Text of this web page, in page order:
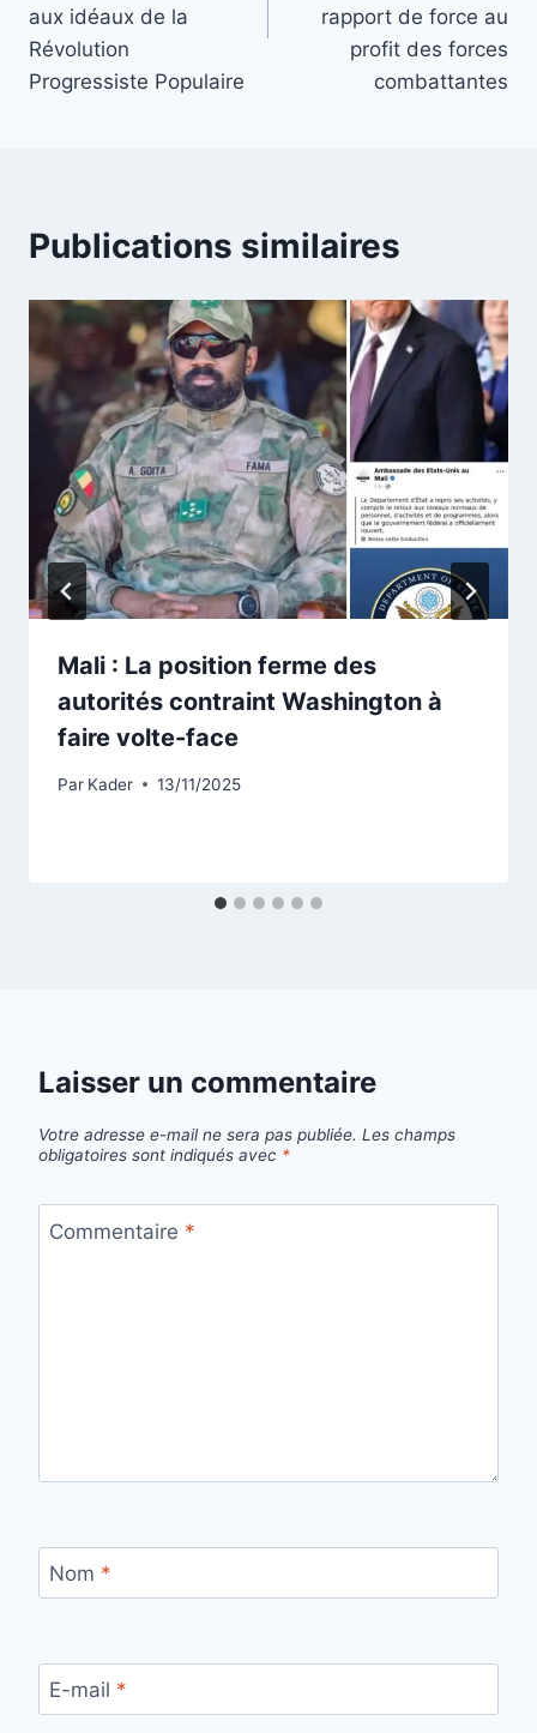
aux idéaux de la
Révolution
Progressiste Populaire
rapport de force au
profit des forces
combattantes
Publications similaires
Mali : La position ferme des
autorités contraint Washington à
faire volte-face
Par Kader 13/11/2025
Laisser un commentaire
Votre adresse e-mail ne sera pas publiée. Les champs
obligatoires sont indiqués avec *
Commentaire *
Nom *
E-mail *